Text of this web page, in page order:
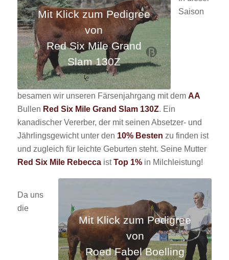
Mit Klick zum Pedigree
von
Red Six Mile Grand
Slam 130Z
Saison
besamen wir unseren Färsenjahrgang mit dem AA
Bullen Red Six Mile Grand Slam 130Z. Ein
kanadischer Vererber, der mit seinen Absetzer- und
Jährlingsgewicht unter den 10% Besten zu finden ist
und zugleich für leichte Geburten steht. Seine Mutter
Red Six Mile RebeccaistTop 1% in Milchleistung!
Mit Klick zum Pedigree
von
Roed Fabel Boelling
Da uns
die